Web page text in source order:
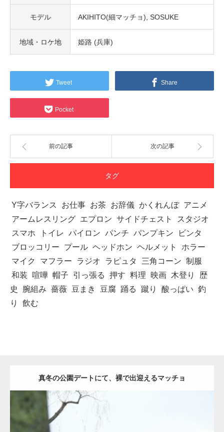
モデル AKIHITO(細マッチョ) SOSUKE
地域・ロケ地 姫路 (兵庫)
Tweet Share
Pocket
前の記事 次の記事
タグ
Y字バランス お仕事 お茶 お辞儀 かくれんぼ アニメ
アームレスリング エプロン サイドチェスト
スタジオ
スマホ
トイレ パイロン パンチ パンプキン
ビンタ
ブロッコリー
プール ヘッドホン ヘルメット
ホラー
マイク
マフラー ラジオ ラピュタ 三角コーン 制服
和装
喧嘩 帽子 引っ張る 押す 料理 映画 木登り
歴
史
腕組み 薔薇 豆まき 豆腐 踊る 蹴り 酸っぱい 釣
り
飲む
真冬の公園デートにて、裸で出迎えるマッチョ